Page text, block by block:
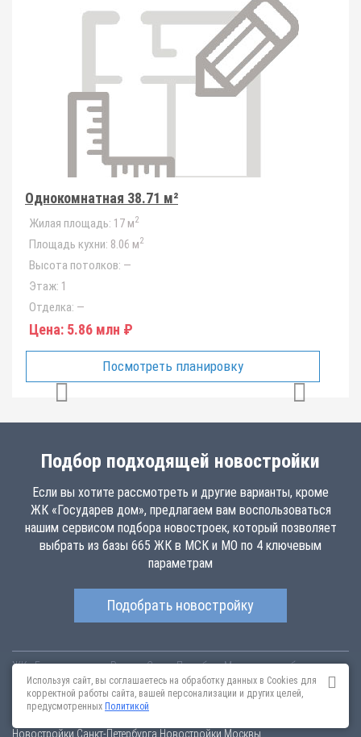
Однокомнатная 38.71 м²
Жилая площадь: 17 м2
Площадь кухни: 8.06 м2
Высота потолков: —
Этаж: 1
Отделка: —
Цена: 5.86 млн ₽
Посмотреть планировку
Подбор подходящей новостройки
Если вы хотите рассмотреть и другие варианты, кроме
ЖК «Государев дом», предлагаем вам воспользоваться
нашим сервисом подбора новостроек, который позволяет
выбрать из базы 665 ЖК в МСК и МО по 4 ключевым
параметрам
Подобрать новостройку
ЖК «Государев дом»РоссияСанкт-ПетербургМосковская область,
gosudarev-dom.novopoisk.msk.ru Купить квартиру в новом жилом
комплексе «Государев дом» от «Гранель » в Ленинском районе (Моск
обл.). Квартиры различных планировок от 5.86 млн рублей!
Новостройки Санкт-Петербурга Новостройки Москвы
Используя сайт, вы соглашаетесь на обработку данных в Cookies для
корректной работы сайта, вашей персонализации и других целей,
предусмотренных Политикой